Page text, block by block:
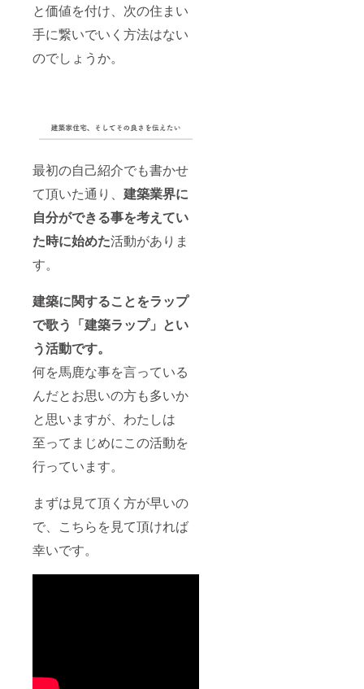
と価値を付け、次の住まい
手に繋いでいく方法はない
のでしょうか。
最初の自己紹介でも書かせ
て頂いた通り、 建築業界に
自分ができる事を考えてい
た時に始めた活動がありま
す。
建築に関することをラップ
で歌う「建築ラップ」とい
う活動です。
何を馬鹿な事を言っている
んだとお思いの方も多いか
と思いますが、わたしは
至ってまじめにこの活動を
行っています。
まずは見て頂く方が早いの
で、こちらを見て頂ければ
幸いです。